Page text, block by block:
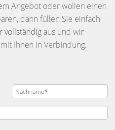
Angebot oder wollen einen
dann füllen Sie einfach
vollständig aus und wir
Ihnen in Verbindung.